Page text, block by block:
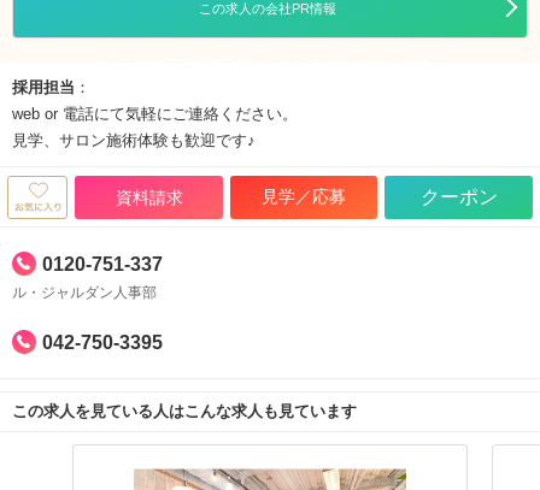
この求人の会社PR情報
採用担当 ：
web or 電話にて気軽にご連絡ください。
見学、サロン施術体験も歓迎です♪
資料請求 見学／応募 クーポン
0120-751-337
ル・ジャルダン人事部
042-750-3395
この求人を見ている人はこんな求人も見ています